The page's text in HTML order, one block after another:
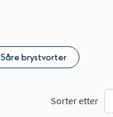
Såre brystvorter
Sorter etter